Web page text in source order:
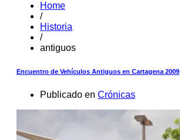
Home
/
Historia
/
antiguos
Encuentro de Vehículos Antiguos en Cartagena 2009
Publicado en Crónicas